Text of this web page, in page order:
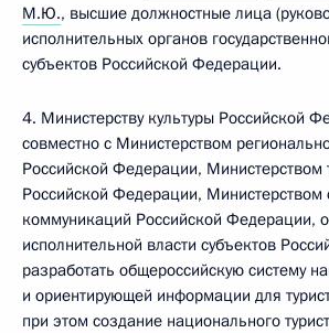
М.Ю., высшие должностные лица
исполнительных органов
субъектов Российской Федерации.
4. Министерству культуры Российской
совместно с Министерством
Российской Федерации, Министерством
Российской Федерации, Министерством
коммуникаций Российской Федерации,
исполнительной власти субъектов
разработать общероссийскую систему
и ориентирующей информации для
при этом создание национального